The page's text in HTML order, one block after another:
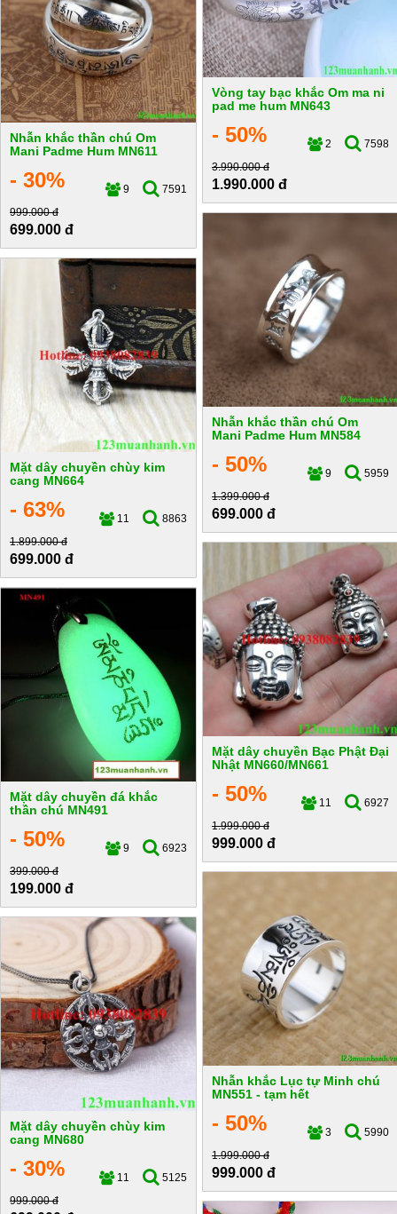
Vòng tay bạc khắc Om ma ni
pad me hum MN643
- 50% 2
7598
3.990.000 đ
1.990.000 đ
Nhẫn khắc thần chú Om
Mani Padme Hum MN611
- 30% 9
7591
999.000 đ
699.000 đ
Nhẫn khắc thần chú Om
Mani Padme Hum MN584
- 50% 9
5959
1.399.000 đ
699.000 đ
Mặt dây chuyền chùy kim
cang MN664
- 63% 11
8863
1.899.000 đ
699.000 đ
Mặt dây chuyền Bạc Phật Đại
Nhật MN660/MN661
- 50% 11
6927
1.999.000 đ
999.000 đ
Mặt dây chuyền đá khắc
thần chú MN491
- 50% 9
6923
399.000 đ
199.000 đ
Nhẫn khắc Lục tự Minh chú
MN551 - tạm hết
- 50% 3
5990
1.999.000 đ
999.000 đ
Mặt dây chuyền chùy kim
cang MN680
- 30% 11
5125
999.000 đ